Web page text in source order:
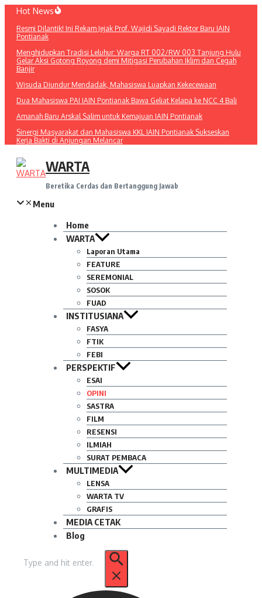
Lewati
konten
Hot News
Resmi Dilantik! Ini Rekam Jejak Prof. Wajidi Sayadi Rektor Baru IAIN
Pontianak
Menghidupkan Tradisi Leluhur: Warga RT 002/RW 003 Tanjung Hulu
Gelar Aksi Gotong Royong demi Mitigasi Perubahan Iklim dan Cegah
Banjir
Wisuda Diundur Mendadak, Mahasiswa Luapkan Kekecewaan
Dua Mahasiswa PAI IAIN Pontianak Bawa Geliat Kelapa ke NCC 4 Bali
Amanah Baru Arskal Salim untuk Kemajuan IAIN Pontianak
Sinergi Masyarakat dan Mahasiswa KKL IAIN Pontianak Sukseskan
Kerja Bakti di Anjungan Melancar
WARTA
Beretika Cerdas dan Bertanggung Jawab
Menu
Home
WARTA
Laporan Utama
FEATURE
SEREMONIAL
SOSOK
FUAD
INSTITUSIANA
FASYA
FTIK
FEBI
PERSPEKTIF
ESAI
OPINI
SASTRA
FILM
RESENSI
ILMIAH
SURAT PEMBACA
MULTIMEDIA
LENSA
WARTA TV
GRAFIS
MEDIA CETAK
Blog
untuk: